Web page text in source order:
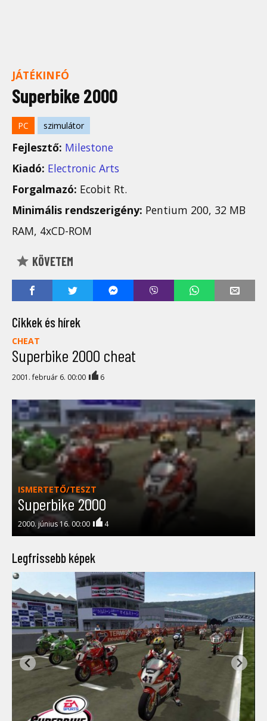
JÁTÉKINFÓ
Superbike 2000
PC szimulátor
Fejlesztő: Milestone
Kiadó: Electronic Arts
Forgalmazó: Ecobit Rt.
Minimális rendszerigény: Pentium 200, 32 MB
RAM, 4xCD-ROM
KÖVETEM
Cikkek és hírek
CHEAT
Superbike 2000 cheat
2001. február 6. 00:00 6
ISMERTETŐ/TESZT
Superbike 2000
2000. június 16. 00:00 4
Legfrissebb képek